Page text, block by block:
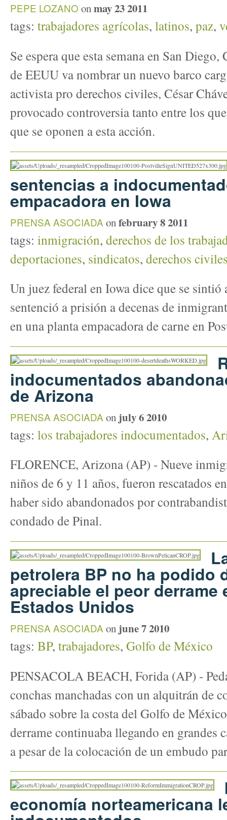
PEPE LOZANO onmay 23 2011
tags: trabajadores agrícolas, latinos, paz,
Se espera que esta semana en San
de EEUU va nombrar un nuevo barco
activista pro derechos civiles, César
provocado controversia tanto entre los
que se oponen a esta acción.
sentencias a
empacadora en Iowa
PRENSA ASOCIADA on february 8 2011
tags: inmigración, derechos de los
deportaciones, sindicatos, derechos
Un juez federal en Iowa dice que se sintió
sentenció a prisión a decenas de
en una planta empacadora de carne en
indocumentados
de Arizona
PRENSA ASOCIADA on july 6 2010
tags: los trabajadores indocumentados,
FLORENCE, Arizona (AP) - Nueve
niños de 6 y 11 años, fueron rescatados
haber sido abandonados por
condado de Pinal.
petrolera BP no ha podido
apreciable el peor derrame
Estados Unidos
PRENSA ASOCIADA on june 7 2010
tags: BP, trabajadores, Golfo de México
PENSACOLA BEACH, Forida (AP) -
conchas manchadas con un alquitrán de
sábado sobre la costa del Golfo de
derrame continuaba llegando en grandes
a pesar de la colocación de un embudo
economía norteamericana